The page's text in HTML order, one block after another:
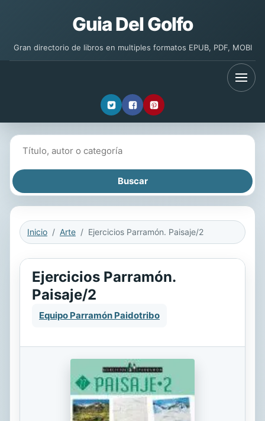
Guia Del Golfo
Gran directorio de libros en multiples formatos EPUB, PDF, MOBI
Inicio Arte Ejercicios Parramón. Paisaje/2
Ejercicios Parramón.
Paisaje/2
Equipo Parramón Paidotribo